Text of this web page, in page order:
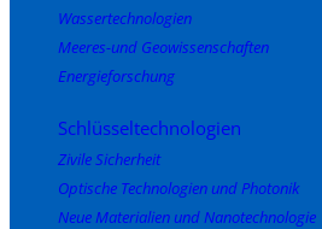
Wassertechnologien
Meeres-und Geowissenschaften
Energieforschung
Schlüsseltechnologien
Zivile Sicherheit
Optische Technologien und Photonik
Neue Materialien und Nanotechnologie